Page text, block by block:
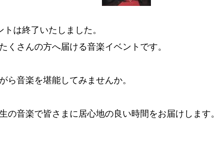
は終了いたしました。
くさんの方へ届ける音楽イベントです。
ら音楽を堪能してみませんか。
の音楽で皆さまに居心地の良い時間をお届けします。